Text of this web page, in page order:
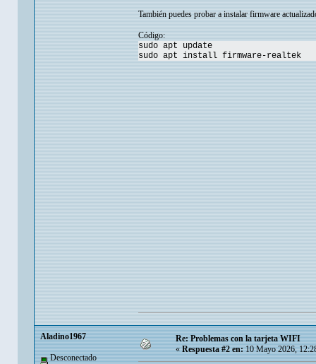
También puedes probar a instalar firmware
Código:
sudo apt update
sudo apt install firmware-realtek
Aladino1967
Desconectado
Re: Problemas con la tarjeta WIFI
«Respuesta #2 en:10 Mayo 2026,